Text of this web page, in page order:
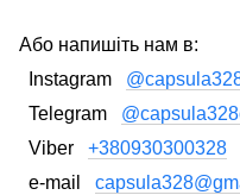
Або напишіть нам в:
Instagram
Telegram
Viber +380930300328
e-mail